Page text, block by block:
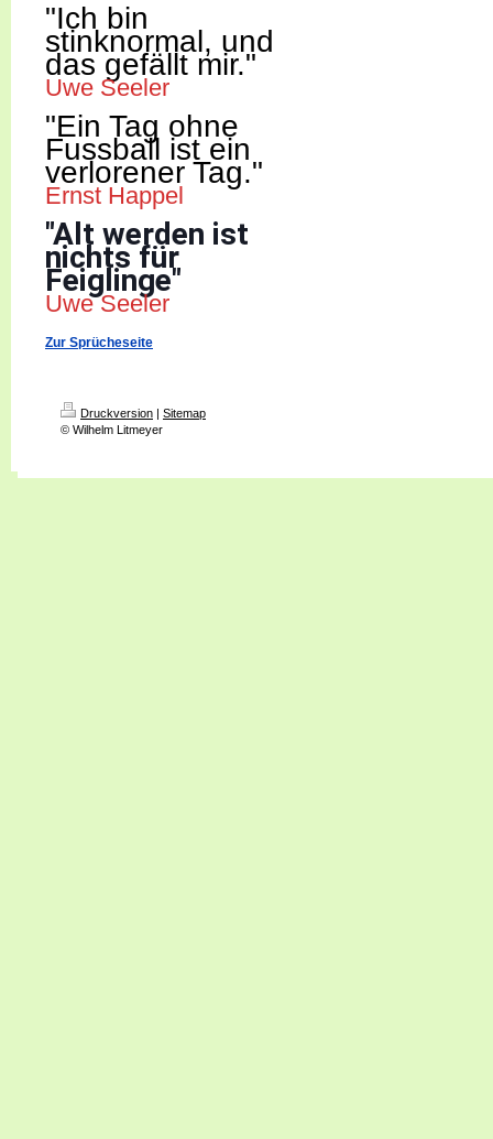
"Ich bin
stinknormal, und
das gefällt mir."
Uwe Seeler
"Ein Tag ohne
Fussball ist ein
verlorener Tag."
Ernst Happel
"Alt werden ist
nichts für
Feiglinge"
Uwe Seeler
Zur Sprücheseite
Druckversion | Sitemap
© Wilhelm Litmeyer